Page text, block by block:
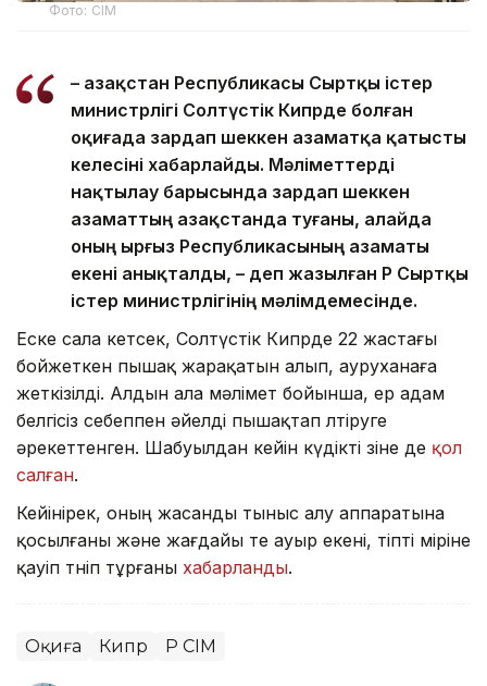
Фото: СІМ
– Қазақстан Республикасы Сыртқы істер
министрлігі Солтүстік Кипрде болған
оқиғада зардап шеккен азаматқа қатысты
келесіні хабарлайды. Мәліметтерді
нақтылау барысында зардап шеккен
азаматтың Қазақстанда туғаны, алайда
оның Қырғыз Республикасының азаматы
екені анықталды, – деп жазылған ҚР Сыртқы
істер министрлігінің мәлімдемесінде.
Еске сала кетсек, Солтүстік Кипрде 22 жастағы
бойжеткен пышақ жарақатын алып, ауруханаға
жеткізілді. Алдын ала мәлімет бойынша, ер адам
белгісіз себеппен әйелді пышақтап өлтіруге
әрекеттенген. Шабуылдан кейін күдікті өзіне де қол
салған.
Кейінірек, оның жасанды тыныс алу аппаратына
қосылғаны және жағдайы өте ауыр екені, тіпті өміріне
қауіп төніп тұрғаны хабарланды.
Оқиға Кипр ҚР СІМ